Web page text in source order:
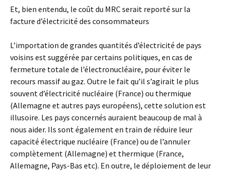
Et, bien entendu, le coût du MRC serait reporté sur la
facture d’électricité des consommateurs
L’importation de grandes quantités d’électricité de pays
voisins est suggérée par certains politiques, en cas de
fermeture totale de l’électronucléaire, pour éviter le
recours massif au gaz. Outre le fait qu’il s’agirait le plus
souvent d’électricité nucléaire (France) ou thermique
(Allemagne et autres pays européens), cette solution est
illusoire. Les pays concernés auraient beaucoup de mal à
nous aider. Ils sont également en train de réduire leur
capacité électrique nucléaire (France) ou de l’annuler
complètement (Allemagne) et thermique (France,
Allemagne, Pays-Bas etc). En outre, le déploiement de leur